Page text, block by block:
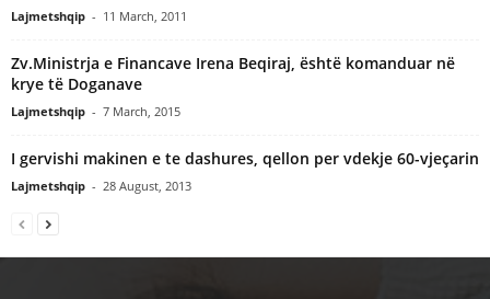
Lajmetshqip - 11 March, 2011
Zv.Ministrja e Financave Irena Beqiraj, është komanduar në
krye të Doganave
Lajmetshqip - 7 March, 2015
I gervishi makinen e te dashures, qellon per vdekje 60-vjeçarin
Lajmetshqip - 28 August, 2013